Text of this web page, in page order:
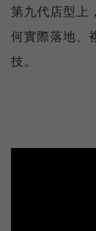
第九代店型上
何實際落地、
技。